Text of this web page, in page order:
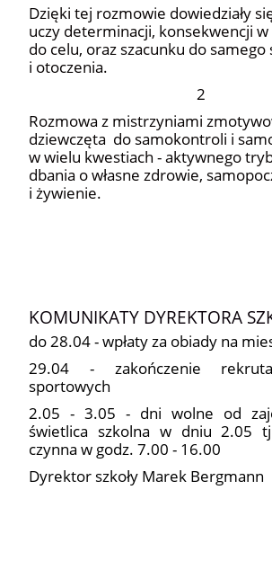
Dzięki tej rozmowie dowiedziały
uczy determinacji, konsekwencji w
do celu, oraz szacunku do samego
i otoczenia.
2
Rozmowa z mistrzyniami
dziewczęta do samokontroli i
w wielu kwestiach - aktywnego
dbania o własne zdrowie,
i żywienie.
KOMUNIKATY DYREKTORA
do 28.04 - wpłaty za obiady na
29.04 - zakończenie
sportowych
2.05 - 3.05 - dni wolne od
świetlica szkolna w dniu 2.05
czynna w godz. 7.00 - 16.00
Dyrektor szkoły Marek Bergmann